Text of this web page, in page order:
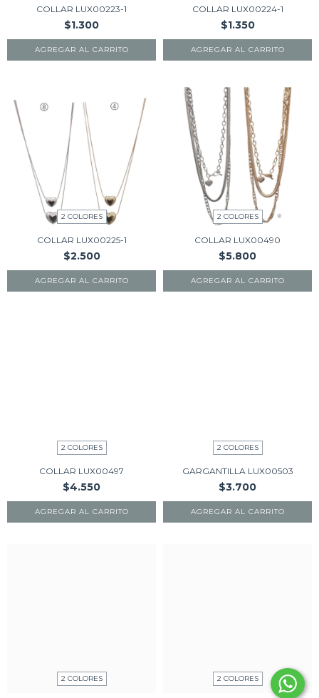
COLLAR LUX00223-1
$1.300
AGREGAR AL CARRITO
COLLAR LUX00224-1
$1.350
AGREGAR AL CARRITO
2 COLORES
COLLAR LUX00225-1
$2.500
AGREGAR AL CARRITO
2 COLORES
COLLAR LUX00490
$5.800
AGREGAR AL CARRITO
2 COLORES
COLLAR LUX00497
$4.550
AGREGAR AL CARRITO
2 COLORES
GARGANTILLA LUX00503
$3.700
AGREGAR AL CARRITO
2 COLORES 2 COLORES